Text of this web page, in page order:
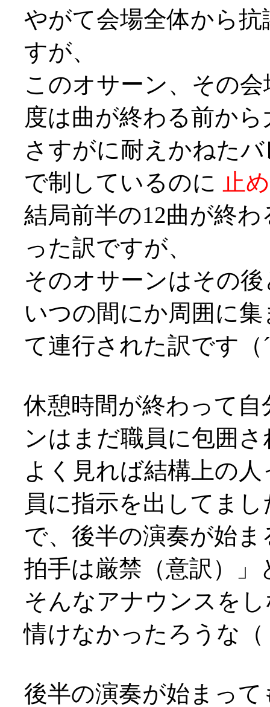
やがて会場全体から
すが、
このオサーン、その
度は曲が終わる前か
さすがに耐えかねた
で制しているのに 止
結局前半の12曲が終
った訳ですが、
そのオサーンはその
いつの間にか周囲に
て連行された訳です（
休憩時間が終わって
ンはまだ職員に包囲
よく見れば結構上の
員に指示を出してまし
で、後半の演奏が始
拍手は厳禁（意訳）
そんなアナウンスを
情けなかったろうな（
後半の演奏が始まっ